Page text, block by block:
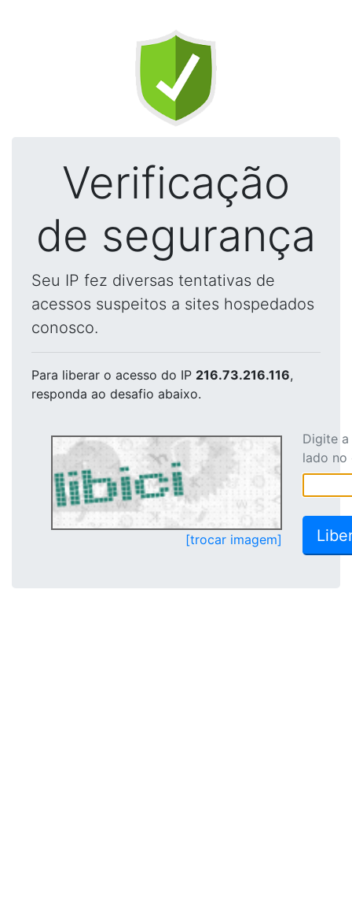
Verificação
de segurança
Seu IP fez diversas tentativas de
acessos suspeitos a sites hospedados
conosco.
Para liberar o acesso do IP 216.73.216.116,
responda ao desafio abaixo.
[trocar imagem]
Digite
lado no